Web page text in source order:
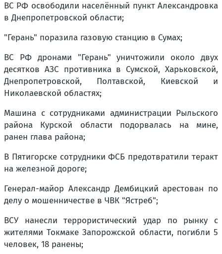
ВС РФ освободили населённый пункт Александровка
в Днепропетровской области;
"Герань" поразила газовую станцию в Сумах;
ВС РФ дронами "Герань" уничтожили около двух
десятков АЗС противника в Сумской, Харьковской,
Днепропетровской, Полтавской, Киевской и
Николаевской областях;
Машина с сотрудниками администрации Рыльского
района Курской области подорвалась на мине,
ранен глава района;
В Пятигорске сотрудники ФСБ предотвратили теракт
на железной дороге;
Генерал-майор Александр Дембицкий арестован по
делу о мошенничестве в ЧВК "Ястреб";
ВСУ нанесли террористический удар по рынку с
жителями Токмаке Запорожской области, погибли 5
человек, 18 ранены;